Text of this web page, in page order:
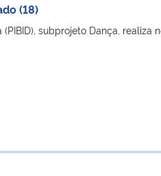
(18)
subprojeto Dança, realiza